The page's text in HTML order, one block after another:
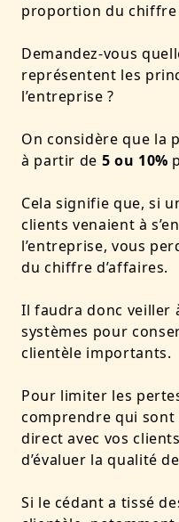
proportion du chiffre
Demandez-vous q
représentent les
l’entreprise ?
On considère que la
à partir de 5 ou 10%
Cela signifie que, si
clients venaient à
l’entreprise, vous
du chiffre d’affaires.
Il faudra donc veiller
systèmes pour
clientèle importants.
Pour limiter les
comprendre qui sont
direct avec vos
d’évaluer la qualité
Si le cédant a tissé